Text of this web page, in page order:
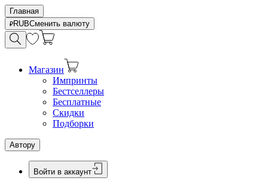
Главная
RUBСменить валюту
Магазин
Импринты
Бестселлеры
Бесплатные
Скидки
Подборки
Автору
Войти в аккаунт